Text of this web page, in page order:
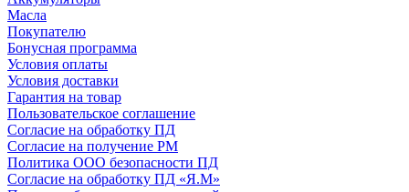
Масла
Покупателю
Бонусная программа
Условия оплаты
Условия доставки
Гарантия на товар
Пользовательское соглашение
Согласие на обработку ПД
Согласие на получение РМ
Политика ООО безопасности ПД
Согласие на обработку ПД «Я.М»